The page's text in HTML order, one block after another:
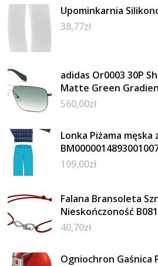
Upominkarnia
38,77zł
adidas Or0003 30P
Matte Green
560,00zł
Lonka Piżama męska
199,00zł
Falana Bransoleta
Nieskończoność
40,70zł
Ogniochron Gaśnica